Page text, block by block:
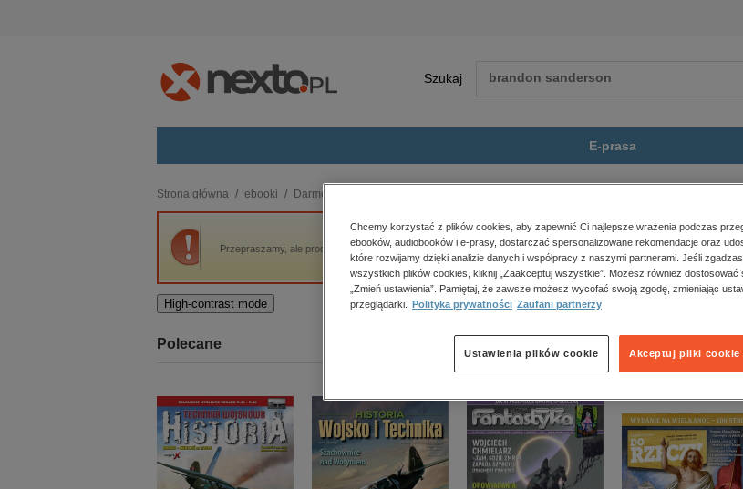
Szukaj
E-prasa
budownictwo, aranżacja wnętrz
biznesowe, branżowe, gospodarka
darmowe wydania
edukacja
kobiece, lifestyle, kultura
polityka, społeczno-informacyjne
psychologiczne
inne
popularno-naukowe
historia
zdrowie
religie
Strona główna ebooki Darmowe ebooki
Przepraszamy, ale produkt „Dziesięć Dni Które Wstrząsnęły Światem” nie jest dostępny.
High-contrast mode
Polecane
Chcemy korzystać z plików cookies, aby zapewnić Ci najlepsze wrażenia podczas
ebooków, audiobooków i e-prasy, dostarczać spersonalizowane rekomendacje oraz
które rozwijamy dzięki analizie danych i współpracy z naszymi partnerami. Jeśli
wszystkich plików cookies, kliknij „Zaakceptuj wszystkie”. Możesz również dostosować
„Zmień ustawienia”. Pamiętaj, że zawsze możesz wycofać swoją zgodę, zmieniając
przeglądarki.
Polityka prywatności Zaufani partnerzy
Akceptuj pliki cookie
Ustawienia plików cookie